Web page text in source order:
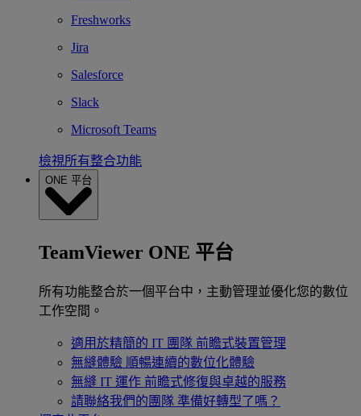
Freshworks
Jira
Salesforce
Slack
Microsoft Teams
檢視所有整合功能
ONE 平台
TeamViewer ONE 平台
所有功能整合於一個平台中，主動管理並優化您的數位
工作空間。
適用於精簡的 IT 團隊 前瞻式裝置管理
無縫體驗 順暢連續的數位化體驗
無縫 IT 運作 前瞻式修復與卓越的服務
請聯絡我們的團隊 準備好轉型了嗎？